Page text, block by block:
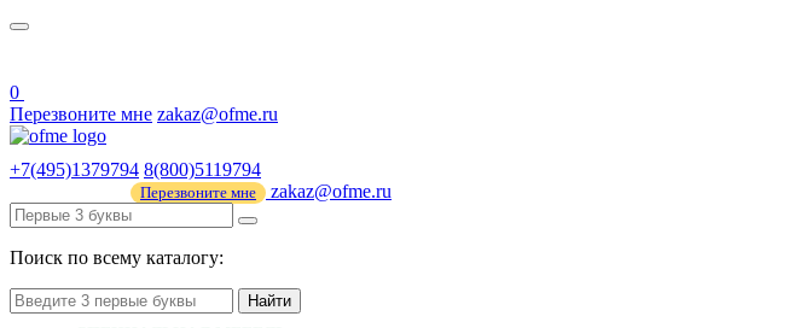
0
Перезвоните мне zakaz@ofme.ru
+7(495)1379794 8(800)5119794
Перезвоните мне zakaz@ofme.ru
Поиск по всему каталогу:
Найти